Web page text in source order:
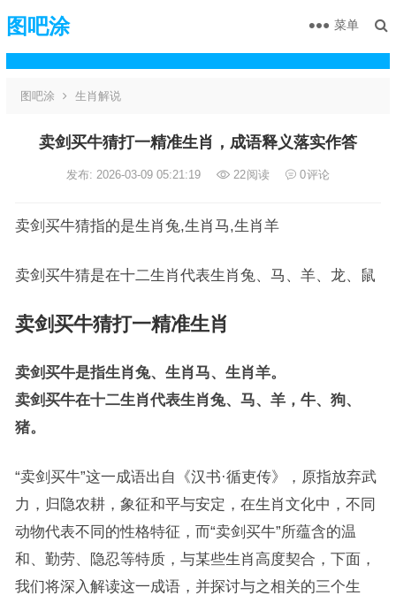
图吧涂 菜单
图吧涂 生肖解说
卖剑买牛猜打一精准生肖，成语释义落实作答
发布: 2026-03-09 05:21:19 22阅读 0评论
卖剑买牛猜指的是生肖兔,生肖马,生肖羊
卖剑买牛猜是在十二生肖代表生肖兔、马、羊、龙、鼠
卖剑买牛猜打一精准生肖
卖剑买牛是指生肖兔、生肖马、生肖羊。
卖剑买牛在十二生肖代表生肖兔、马、羊，牛、狗、
猪。
“卖剑买牛”这一成语出自《汉书·循吏传》，原指放弃武
力，归隐农耕，象征和平与安定，在生肖文化中，不同
动物代表不同的性格特征，而“卖剑买牛”所蕴含的温
和、勤劳、隐忍等特质，与某些生肖高度契合，下面，
我们将深入解读这一成语，并探讨与之相关的三个生